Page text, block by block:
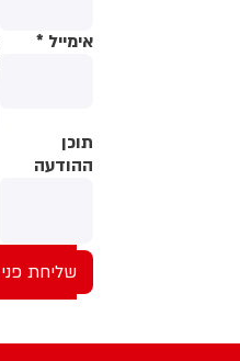
אימייל *
תוכן
ההודעה